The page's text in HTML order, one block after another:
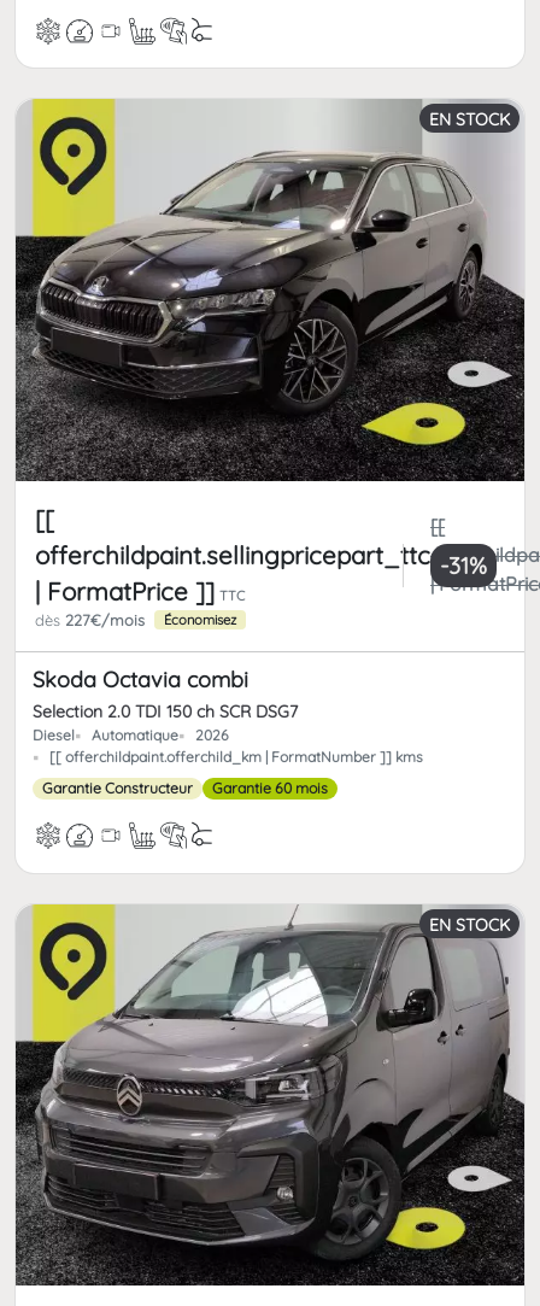
EN STOCK
[[
offerchildpaint.sellingpricepart_ttc
| FormatPrice ]] TTC
[[
|
dès 227€/mois Économisez
-31%
Skoda Octavia combi
Selection 2.0 TDI 150 ch SCR DSG7
Diesel Automatique
2026
[[ offerchildpaint.offerchild_km | FormatNumber ]] kms
Garantie Constructeur
Garantie 60 mois
EN STOCK